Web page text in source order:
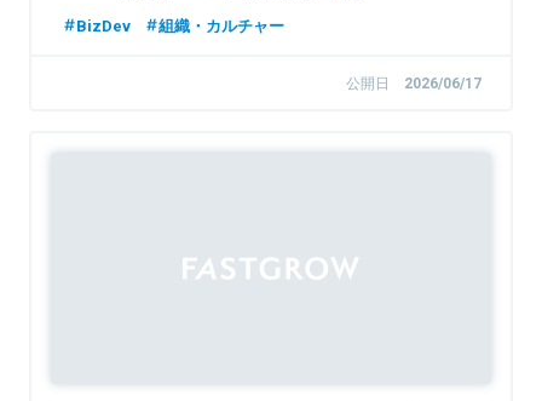
BizDev 組織・カルチャー
公開日 2026/06/17